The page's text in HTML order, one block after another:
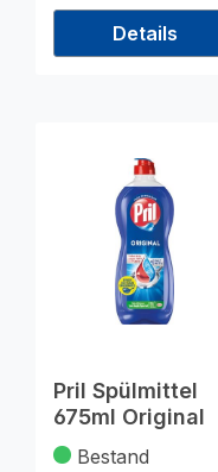
Details
Pril Spülmittel
675ml Original
Bestand